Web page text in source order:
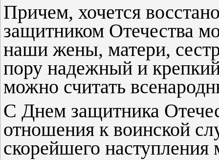
Причем, хочется
защитником Отечества
наши жены, матери,
пору надежный и
можно считать
С Днем защитника
отношения к воинской
скорейшего